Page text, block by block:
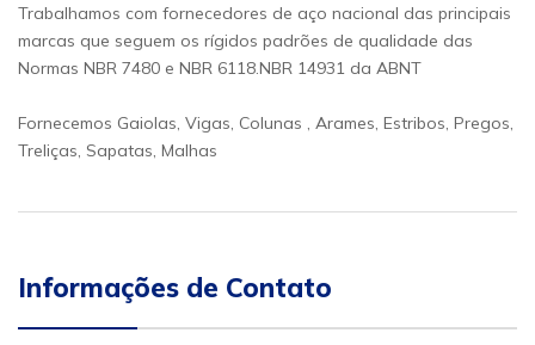
Trabalhamos com fornecedores de aço nacional das principais
marcas que seguem os rígidos padrões de qualidade das
Normas NBR 7480 e NBR 6118.NBR 14931 da ABNT
Fornecemos Gaiolas, Vigas, Colunas , Arames, Estribos, Pregos,
Treliças, Sapatas, Malhas
Informações de Contato